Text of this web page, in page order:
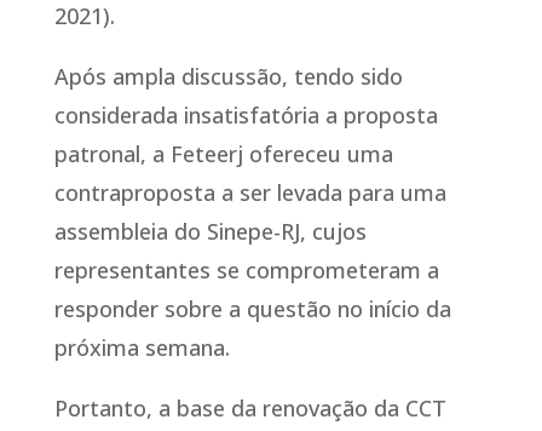
2021).
Após ampla discussão, tendo sido
considerada insatisfatória a proposta
patronal, a Feteerj ofereceu uma
contraproposta a ser levada para uma
assembleia do Sinepe-RJ, cujos
representantes se comprometeram a
responder sobre a questão no início da
próxima semana.
Portanto, a base da renovação da CCT